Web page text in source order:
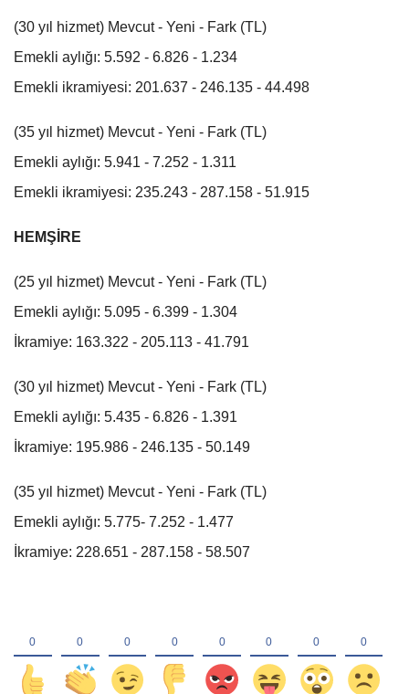
(30 yıl hizmet) Mevcut - Yeni - Fark (TL)
Emekli aylığı: 5.592 - 6.826 - 1.234
Emekli ikramiyesi: 201.637 - 246.135 - 44.498
(35 yıl hizmet) Mevcut - Yeni - Fark (TL)
Emekli aylığı: 5.941 - 7.252 - 1.311
Emekli ikramiyesi: 235.243 - 287.158 - 51.915
HEMŞİRE
(25 yıl hizmet) Mevcut - Yeni - Fark (TL)
Emekli aylığı: 5.095 - 6.399 - 1.304
İkramiye: 163.322 - 205.113 - 41.791
(30 yıl hizmet) Mevcut - Yeni - Fark (TL)
Emekli aylığı: 5.435 - 6.826 - 1.391
İkramiye: 195.986 - 246.135 - 50.149
(35 yıl hizmet) Mevcut - Yeni - Fark (TL)
Emekli aylığı: 5.775- 7.252 - 1.477
İkramiye: 228.651 - 287.158 - 58.507